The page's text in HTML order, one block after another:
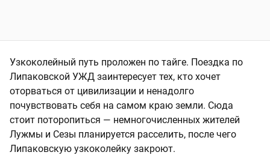
Узкоколейный путь проложен по тайге. Поездка по
Липаковской УЖД заинтересует тех, кто хочет
оторваться от цивилизации и ненадолго
почувствовать себя на самом краю земли. Сюда
стоит поторопиться — немногочисленных жителей
Лужмы и Сезы планируется расселить, после чего
Липаковскую узкоколейку закроют.